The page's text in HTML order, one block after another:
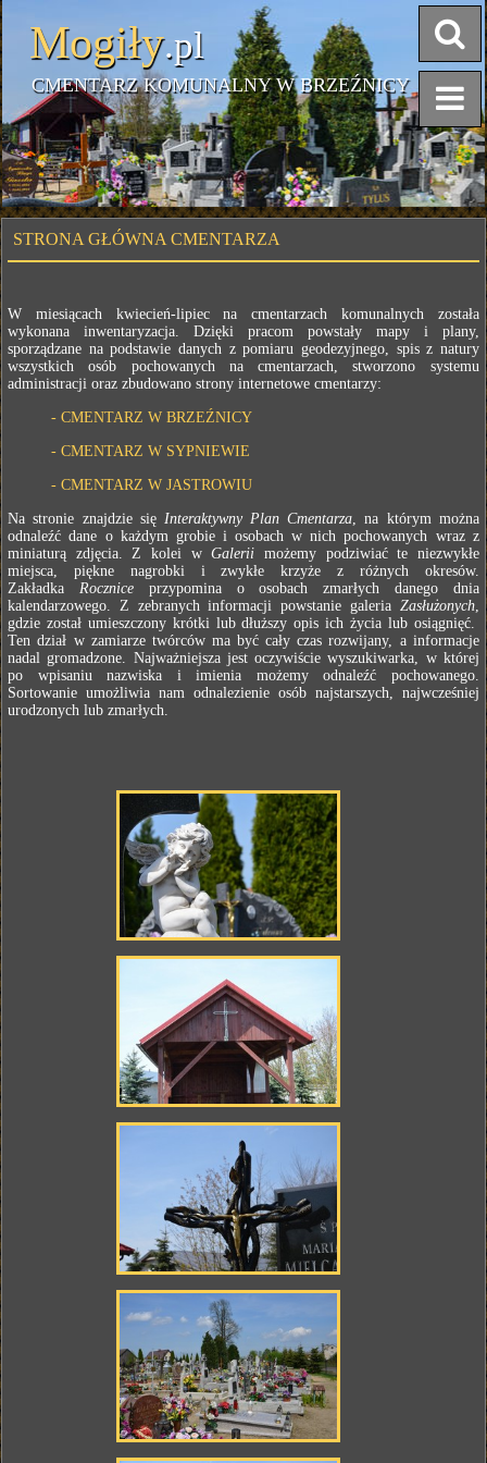
Mogiły.pl
CMENTARZ KOMUNALNY W BRZEŹNICY
STRONA GŁÓWNA CMENTARZA
W miesiącach kwiecień-lipiec na cmentarzach komunalnych została
wykonana inwentaryzacja. Dzięki pracom powstały mapy i plany,
sporządzane na podstawie danych z pomiaru geodezyjnego, spis z natury
wszystkich osób pochowanych na cmentarzach, stworzono systemu
administracji oraz zbudowano strony internetowe cmentarzy:
- CMENTARZ W BRZEŹNICY
- CMENTARZ W SYPNIEWIE
- CMENTARZ W JASTROWIU
Na stronie znajdzie się Interaktywny Plan Cmentarza, na którym można
odnaleźć dane o każdym grobie i osobach w nich pochowanych wraz z
miniaturą zdjęcia. Z kolei wGalerii możemy podziwiać te niezwykłe
miejsca, piękne nagrobki i zwykłe krzyże z różnych okresów.
ZakładkaRocznice przypomina o osobach zmarłych danego dnia
kalendarzowego. Z zebranych informacji powstanie galeria Zasłużonych,
gdzie został umieszczony krótki lub dłuższy opis ich życia lub osiągnięć.
Ten dział w zamiarze twórców ma być cały czas rozwijany, a informacje
nadal gromadzone. Najważniejsza jest oczywiście wyszukiwarka, w której
po wpisaniu nazwiska i imienia możemy odnaleźć pochowanego.
Sortowanie umożliwia nam odnalezienie osób najstarszych, najwcześniej
urodzonych lub zmarłych.